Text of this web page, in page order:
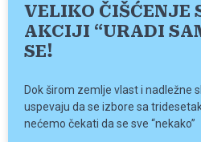
VELIKO ČIŠĆENJE
AKCIJI “URADI
SE!
Dok širom zemlje vlast i nadležne
uspevaju da se izbore sa
nećemo čekati da se sve “nekako”